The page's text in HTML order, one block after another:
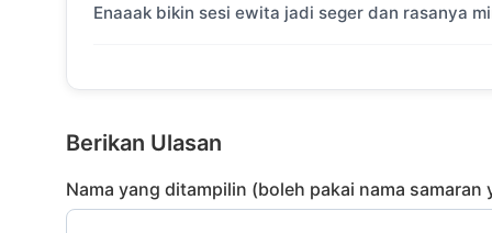
Enaaak bikin sesi ewita jadi seger dan rasanya
Berikan Ulasan
Nama yang ditampilin (boleh pakai nama samaran